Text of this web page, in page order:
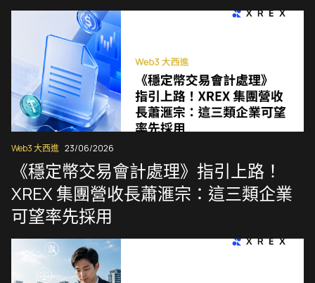
Web3 大西進 23/06/2026
《穩定幣交易會計處理》指引上路！
XREX 集團營收長蕭滙宗：這三類企業
可望率先採用